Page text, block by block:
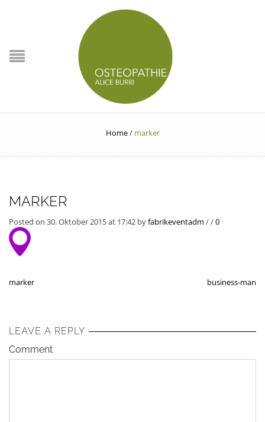
Home/ marker
MARKER
Posted on 30. Oktober 2015 at 17:42 byfabrikeventadm //0
marker business-man
LEAVE A REPLY
Comment